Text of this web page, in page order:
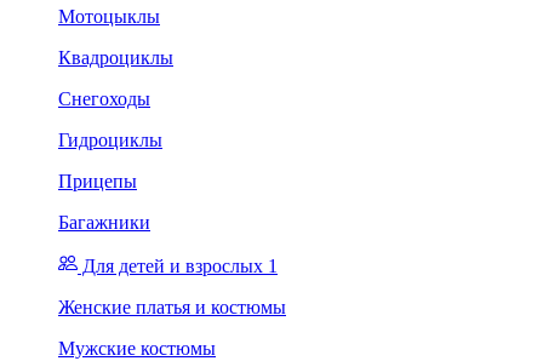
Мотоцыклы
Квадроциклы
Снегоходы
Гидроциклы
Прицепы
Багажники
Для детей и взрослых 1
Женские платья и костюмы
Мужские костюмы